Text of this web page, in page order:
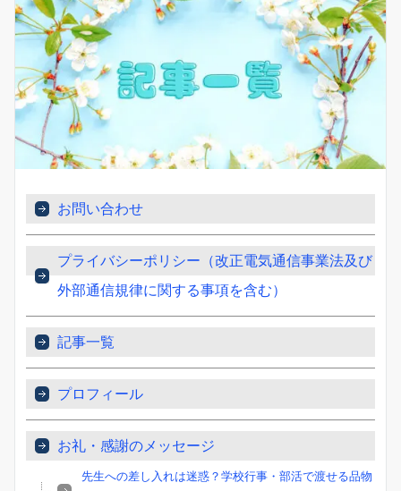
お問い合わせ
プライバシーポリシー（改正電気通信事業法及び
外部通信規律に関する事項を含む）
記事一覧
プロフィール
お礼・感謝のメッセージ
先生への差し入れは迷惑？学校行事・部活で渡せる品物